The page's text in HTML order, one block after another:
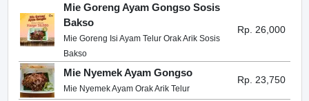
Mie Goreng Ayam Gongso Sosis
Bakso
Mie Goreng Isi Ayam Telur Orak Arik Sosis
Bakso
Rp. 26,000
Mie Nyemek Ayam Gongso
Mie Nyemek Ayam Orak Arik Telur
Rp. 23,750